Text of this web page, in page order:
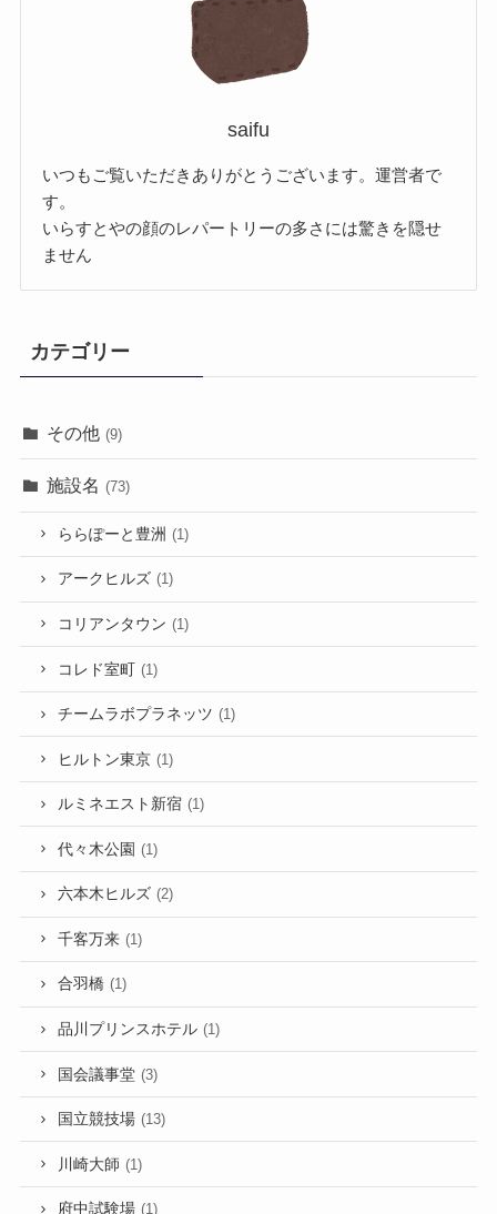
saifu
いつもご覧いただきありがとうございます。運営者で
す。
いらすとやの顔のレパートリーの多さには驚きを隠せ
ません
カテゴリー
その他 (9)
施設名 (73)
ららぽーと豊洲 (1)
アークヒルズ (1)
コリアンタウン (1)
コレド室町 (1)
チームラボプラネッツ (1)
ヒルトン東京 (1)
ルミネエスト新宿 (1)
代々木公園 (1)
六本木ヒルズ (2)
千客万来 (1)
合羽橋 (1)
品川プリンスホテル (1)
国会議事堂 (3)
国立競技場 (13)
川崎大師 (1)
府中試験場 (1)